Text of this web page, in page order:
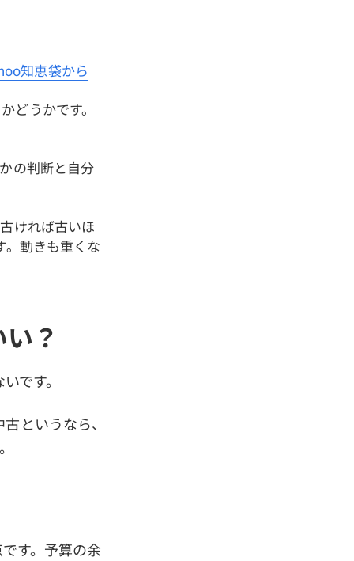
知恵袋から
どうかです。
の判断と自分
ければ古いほ
動きも重くな
？
です。
というなら、
す。予算の余